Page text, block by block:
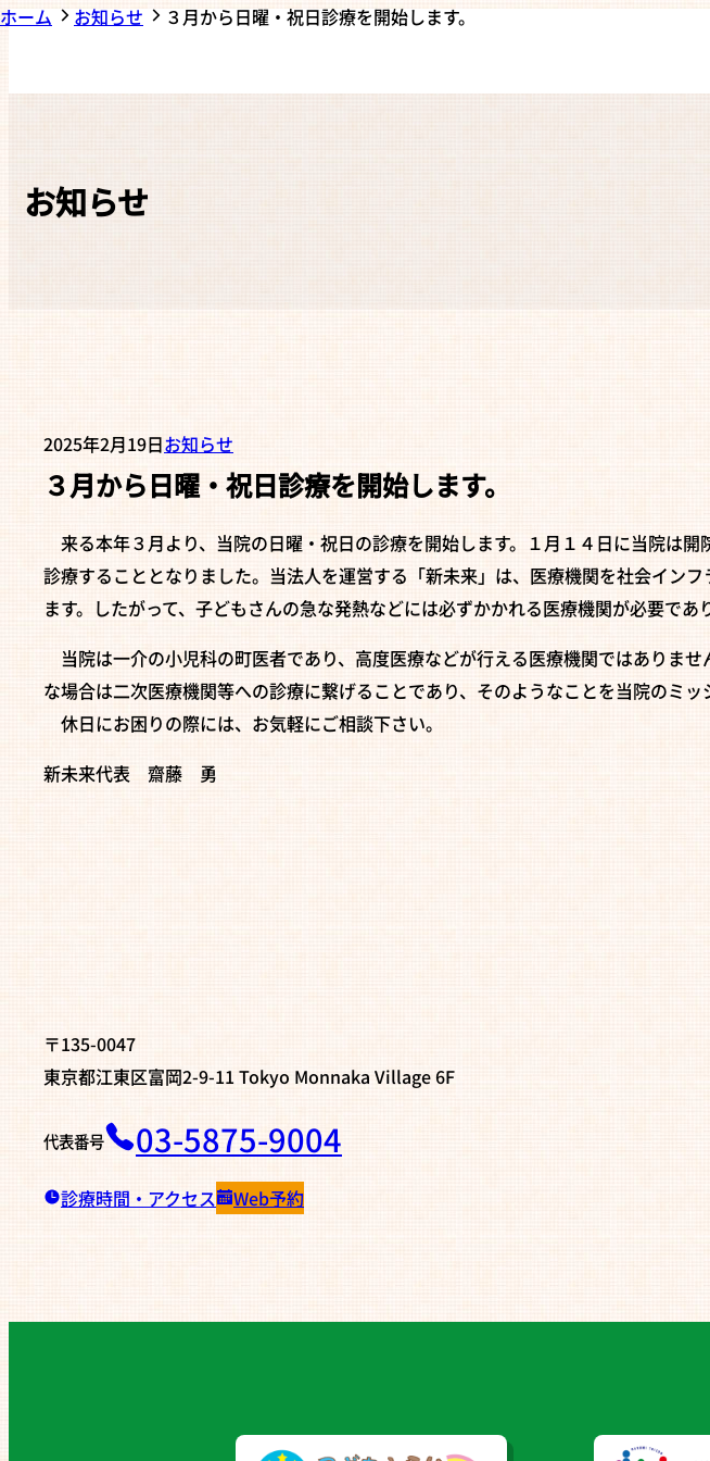
お知らせ
ホーム お知らせ ３月から日曜・祝日診療を開始します。
2025年2月19日お知らせ
３月から日曜・祝日診療を開始します。
来る本年３月より、当院の日曜・祝日の診療を開始します。１月１４日に当院は
診療することとなりました。当法人を運営する「新未来」は、医療機関を社会イン
ます。したがって、子どもさんの急な発熱などには必ずかかれる医療機関が必要であ
当院は一介の小児科の町医者であり、高度医療などが行える医療機関ではありま
な場合は二次医療機関等への診療に繋げることであり、そのようなことを当院のミッ
休日にお困りの際には、お気軽にご相談下さい。
新未来代表 齋藤 勇
〒135-0047
東京都江東区富岡2-9-11 Tokyo Monnaka Village 6F
代表番号 03-5875-9004
診療時間・アクセス Web予約